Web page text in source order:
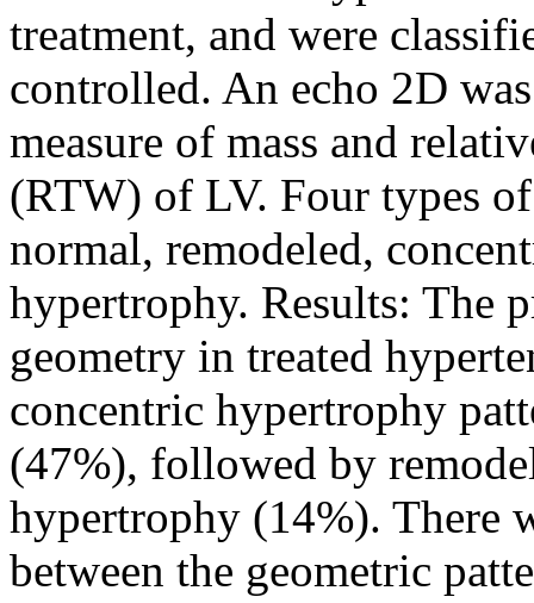
treatment, and were
controlled. An echo 2D
measure of mass and
(RTW) of LV. Four types
normal, remodeled,
hypertrophy. Results: The
geometry in treated
concentric hypertrophy
(47%), followed by
hypertrophy (14%). There
between the geometric